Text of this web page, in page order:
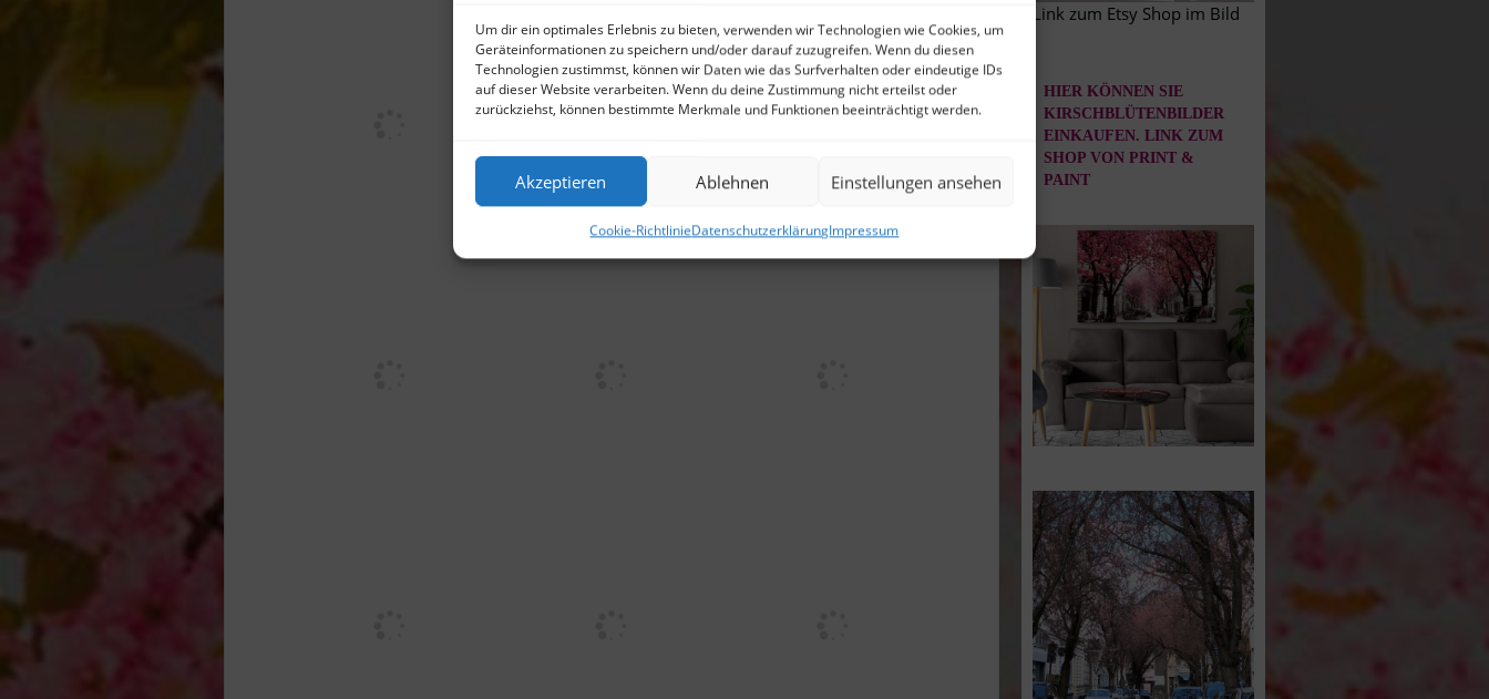
Um dir ein optimales Erlebnis zu bieten, verwenden wir Technologien wie Cookies, um
Geräteinformationen zu speichern und/oder darauf zuzugreifen. Wenn du diesen
Technologien zustimmst, können wir Daten wie das Surfverhalten oder eindeutige IDs
auf dieser Website verarbeiten. Wenn du deine Zustimmung nicht erteilst oder
zurückziehst, können bestimmte Merkmale und Funktionen beeinträchtigt werden.
Akzeptieren Ablehnen Einstellungen ansehen
Cookie-RichtlinieDatenschutzerklärungImpressum
Link zum Etsy Shop im Bild
HIER KÖNNEN SIE
KIRSCHBLÜTENBILDER
EINKAUFEN. LINK ZUM
SHOP VON PRINT &
PAINT